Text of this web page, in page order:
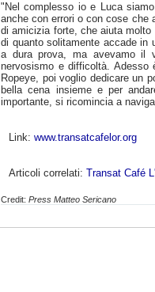
"Nel complesso io e Luca
anche con errori o con cose che
di amicizia forte, che aiuta
di quanto solitamente accade in
a dura prova, ma avevamo il
nervosismo e difficoltà. Adesso
Ropeye, poi voglio dedicare un
bella cena insieme e per
importante, si ricomincia a
Link: www.transatcafelor.org
Articoli correlati: Transat Café
Credit: Press Matteo Sericano